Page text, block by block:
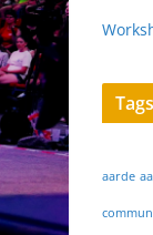
Tags
aarde